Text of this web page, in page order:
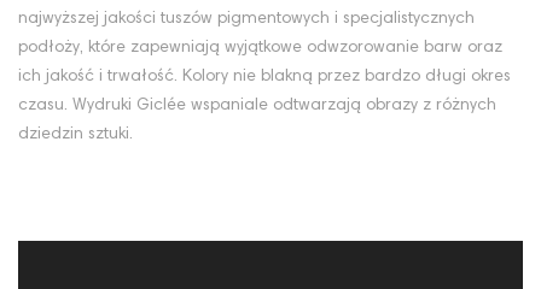
najwyższej jakości tuszów pigmentowych i specjalistycznych
podłoży, które zapewniają wyjątkowe odwzorowanie barw oraz
ich jakość i trwałość. Kolory nie blakną przez bardzo długi okres
czasu. Wydruki Giclée wspaniale odtwarzają obrazy z różnych
dziedzin sztuki.